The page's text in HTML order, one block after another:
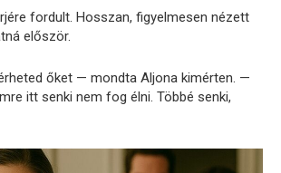
fordult. Hosszan, figyelmesen nézett
először.
őket — mondta Aljona kimérten. —
itt senki nem fog élni. Többé senki,